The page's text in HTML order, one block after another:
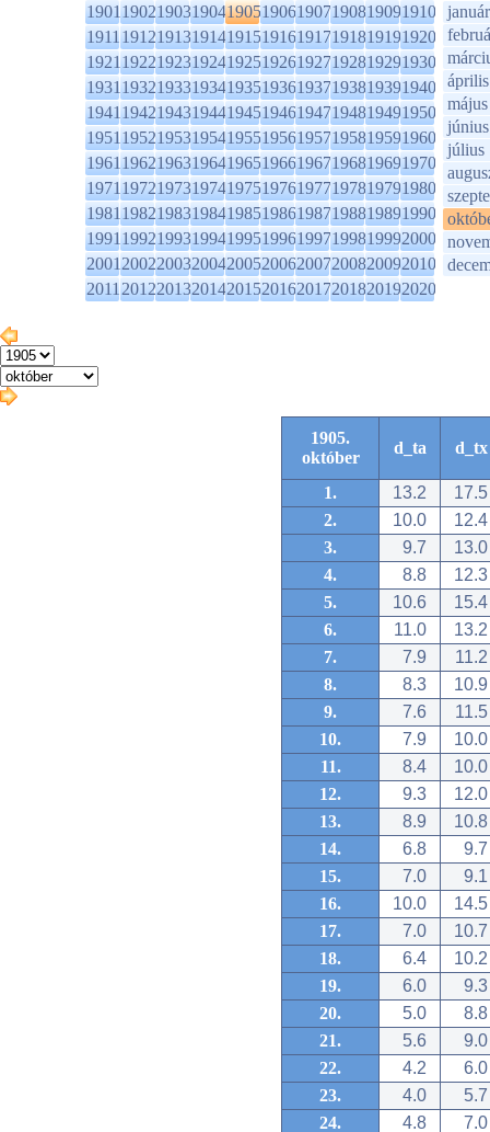
1901190219031904190519061907190819091910
1911191219131914191519161917191819191920
1921192219231924192519261927192819291930
1931193219331934193519361937193819391940
1941194219431944194519461947194819491950
1951195219531954195519561957195819591960
1961196219631964196519661967196819691970
1971197219731974197519761977197819791980
1981198219831984198519861987198819891990
1991199219931994199519961997199819992000
2001200220032004200520062007200820092010
2011201220132014201520162017201820192020
január
április
május
június
július
1905.
október
d_ta d_tx
1. 13.2
17.5
2.
10.0
12.4
3.
9.7
13.0
4.
8.8
12.3
5.
10.6
15.4
6.
11.0
13.2
7.
7.9
11.2
8.
8.3
10.9
9.
7.6
11.5
10.
7.9
10.0
11.
8.4
10.0
12.
9.3
12.0
13.
8.9
10.8
14.
6.8
9.7
15.
7.0
9.1
16.
10.0
14.5
17.
7.0
10.7
18.
6.4
10.2
19.
6.0
9.3
20.
5.0
8.8
21.
5.6
9.0
22.
4.2
6.0
23.
4.0
5.7
24.
4.8
7.0